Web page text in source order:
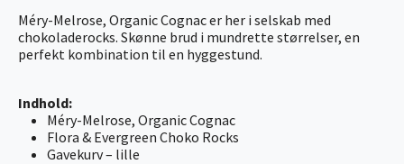
Méry-Melrose, Organic Cognac er her i selskab med
chokoladerocks. Skønne brud i mundrette størrelser, en
perfekt kombination til en hyggestund.
Indhold:
Méry-Melrose, Organic Cognac
Flora & Evergreen Choko Rocks
Gavekurv – lille